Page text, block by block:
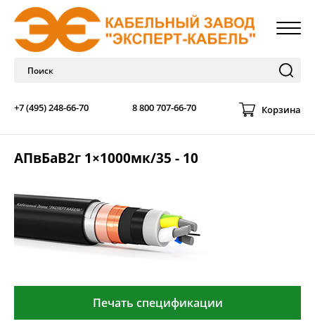
+7 (495) 248-66-70 8 800 707-66-70 Корзина
АПвБаВ2г 1×1000мк/35 - 10
Печать спецификации